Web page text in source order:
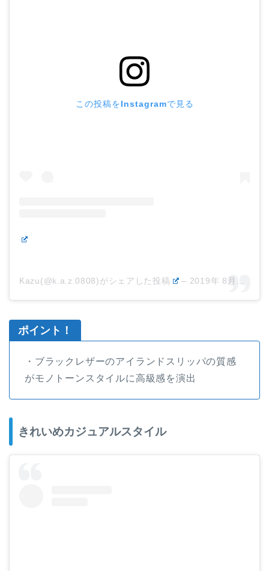
この投稿をInstagramで見る
Kazu(@k.a.z.0808)がシェアした投稿 – 2019年 8月月15日午後7時44分PDT
ポイント！
・ブラックレザーのアイランドスリッパの質感
がモノトーンスタイルに高級感を演出
きれいめカジュアルスタイル